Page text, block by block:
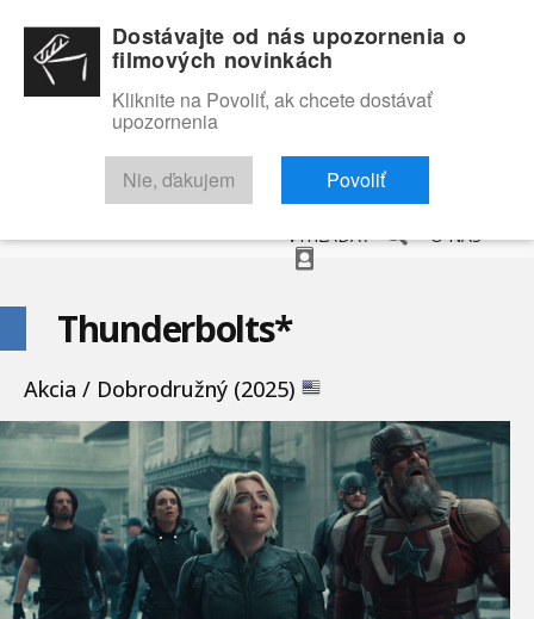
RECENZIE TRAILERY FILMOVÁ DATABÁZA
VYHĽADAŤ O NÁS
Thunderbolts*
Akcia / Dobrodružný (2025)
Dostávajte od nás upozornenia o
filmových novinkách
Kliknite na Povoliť, ak chcete dostávať
upozornenia
Nie, ďakujem Povoliť